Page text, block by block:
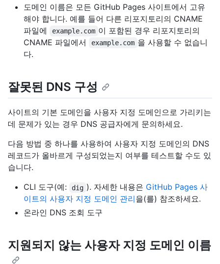
도메인 이름은 모든 GitHub Pages 사이트에서 고유
해야 합니다. 예를 들어 다른 리포지토리의 CNAME
파일에
example.com 이 포함된 경우 리포지토리의
CNAME 파일에서
example.com 을 사용할 수 없습니
다.
잘못된 DNS 구성
사이트의 기본 도메인을 사용자 지정 도메인으로 가리키는
데 문제가 있는 경우 DNS 공급자에게 문의하세요.
다음 방법 중 하나를 사용하여 사용자 지정 도메인의 DNS
레코드가 올바르게 구성되었는지 여부를 테스트할 수도 있
습니다.
CLI 도구(예:
dig ). 자세한 내용은 GitHub Pages 사
이트의 사용자 지정 도메인 관리을(를) 참조하세요.
온라인 DNS 조회 도구
지원되지 않는 사용자 지정 도메인 이름